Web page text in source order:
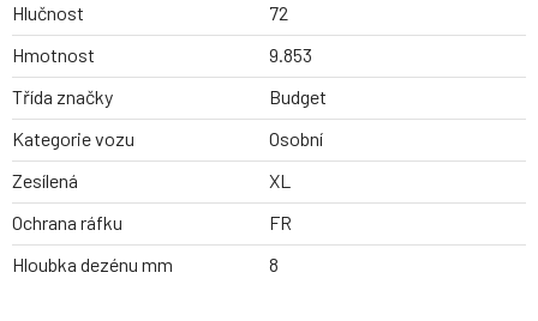
Hlučnost
72
Hmotnost
9.853
Třída značky
Budget
Kategorie vozu
Osobní
Zesílená
XL
Ochrana ráfku
FR
Hloubka dezénu mm
8